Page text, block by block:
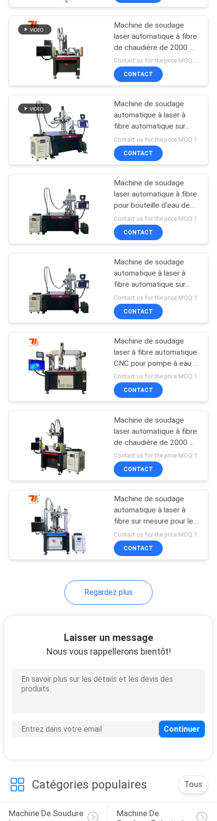
la cuisine salle de
bain
Machine de laser de
bijoux
Machine de
soudage laser YAG
Machine de laser de
batterie
Machine de laser de
matériel
Machine Laser
Industrielle
laser
Machine de soudage
laser automatique à fibre
de chaudière de 2000 W
pour soudage par tuyau Contact us for the price MOQ:10
CONTACT
Machine de soudage
automatique à laser à
fibre automatique sur
mesure à 5 axes pour
tuyaux à trois voies en
acier inoxydable
Contact us for the price MOQ:1
CONTACT
Machine de soudage
laser automatique à fibre
pour bouteille d'eau de
chaudière de l'armée de
2000W
Contact us for the price MOQ:1
CONTACT
Machine de soudage
automatique à laser à
fibre automatique sur
mesure à 5 axes pour
tuyaux à trois voies en
acier inoxydable
Contact us for the price MOQ:1
CONTACT
Machine de soudage
laser à fibre automatique
CNC pour pompe à eau à
haute pression
Contact us for the price MOQ:1
CONTACT
Machine de soudage
laser automatique à fibre
de chaudière de 2000 W
pour soudage par tuyau
Contact us for the price MOQ:1
CONTACT
Machine de soudage
automatique à laser à
fibre sur mesure pour le
soudage à tambour à
piège à élimination de
l'eau
Contact us for the price MOQ:1
CONTACT
Regardez plus
Laisser un message
Nous vous rappellerons bientôt!
Catégories populaires Tous
Machine De Soudure
Machine De